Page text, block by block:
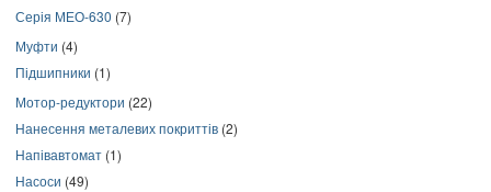
Серія МЕО-630 (7)
Муфти (4)
Підшипники (1)
Мотор-редуктори (22)
Нанесення металевих покриттів (2)
Напівавтомат (1)
Насоси (49)